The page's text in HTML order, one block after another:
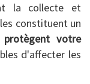
la collecte et
constituent un
protègent votre
d'affecter les